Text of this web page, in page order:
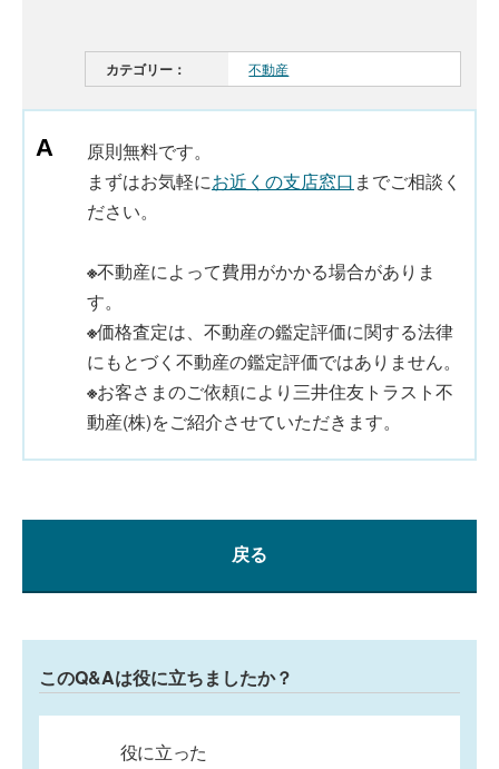
カテゴリー： 不動産
原則無料です。
まずはお気軽にお近くの支店窓口 までご相談く
ださい。
※不動産によって費用がかかる場合がありま
す。
※価格査定は、不動産の鑑定評価に関する法律
にもとづく不動産の鑑定評価ではありません。
※お客さまのご依頼により三井住友トラスト不
動産(株)をご紹介させていただきます。
戻る
このQ&Aは役に立ちましたか？
役に立った